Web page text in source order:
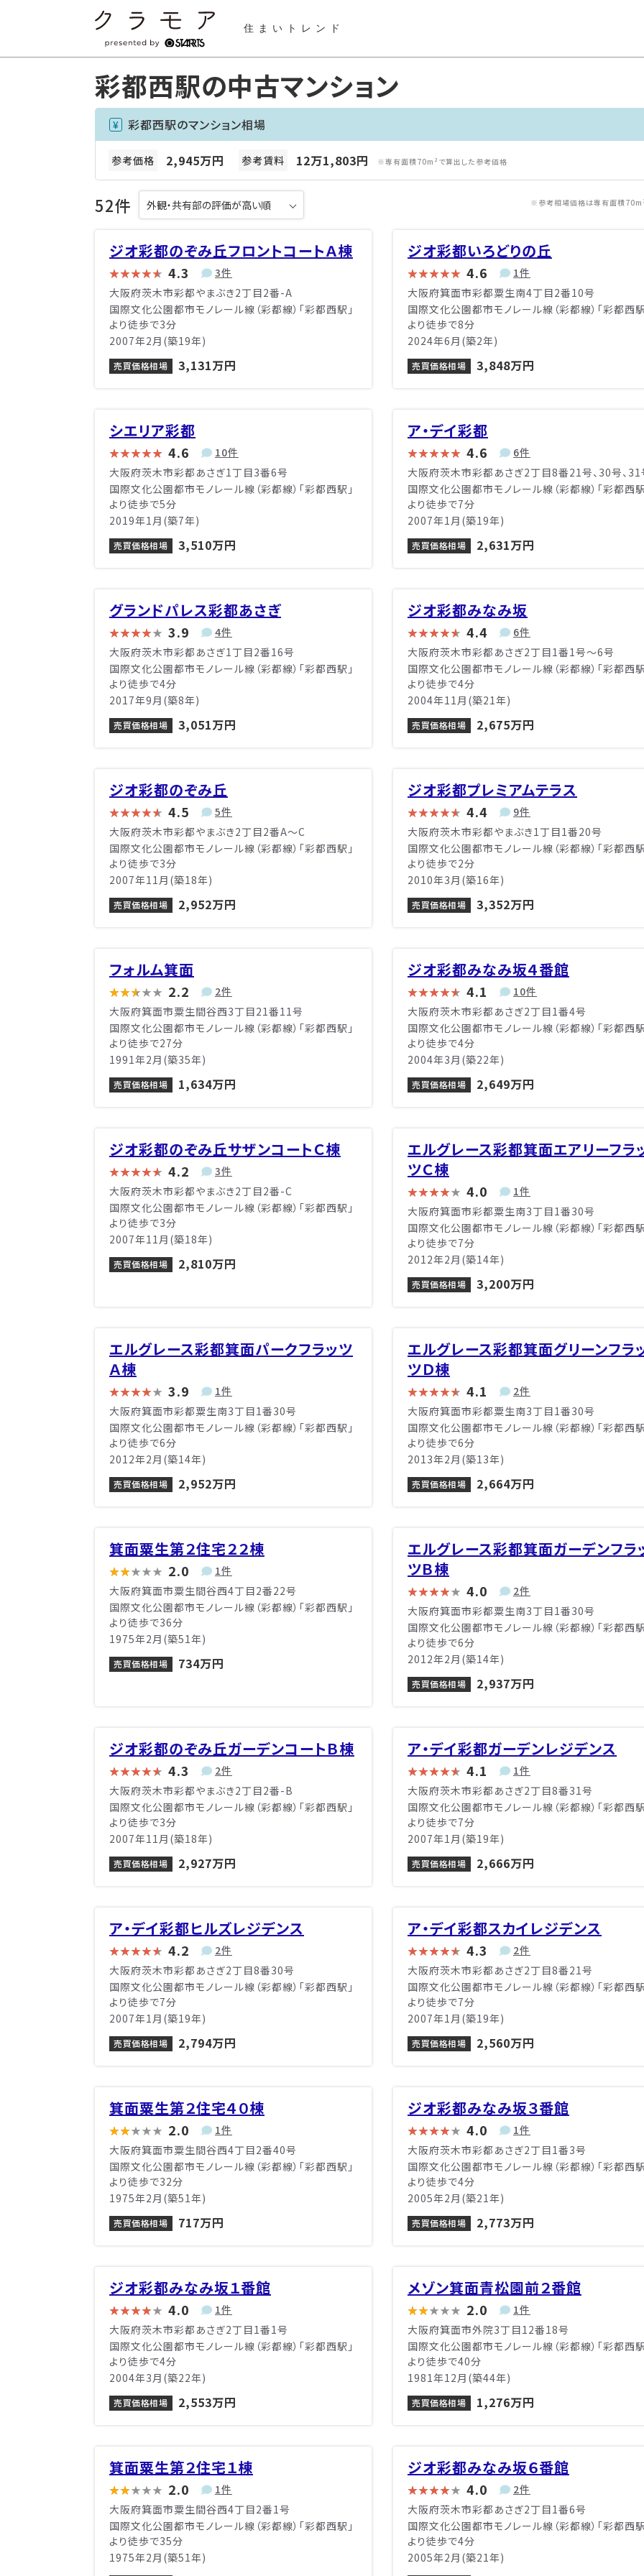
住まいトレンド
彩都西駅の中古マンション
彩都西駅のマンション相場
参考価格 2,945万円 参考賃料 12万1,803円 ※専有面積70m²で算出した参考価格
52件 ※参考相場価格は専有面積
ジオ彩都のぞみ丘フロントコートＡ棟
4.3
3件
大阪府茨木市彩都やまぶき2丁目2番-A
国際文化公園都市モノレール線（彩都線）「彩都西駅」
より徒歩で3分
2007年2月(築19年)
売買価格相場 3,131万円
ジオ彩都いろどりの丘
4.6
1件
大阪府箕面市彩都粟生南4丁目2番10号
国際文化公園都市モノレール線（彩都線）「彩都西
より徒歩で8分
2024年6月(築2年)
売買価格相場 3,848万円
シエリア彩都
4.6
10件
大阪府茨木市彩都あさぎ1丁目3番6号
国際文化公園都市モノレール線（彩都線）「彩都西駅」
より徒歩で5分
2019年1月(築7年)
売買価格相場 3,510万円
ア・デイ彩都
4.6
6件
大阪府茨木市彩都あさぎ2丁目8番21号、30号、31
国際文化公園都市モノレール線（彩都線）「彩都西
より徒歩で7分
2007年1月(築19年)
売買価格相場 2,631万円
グランドパレス彩都あさぎ
3.9
4件
大阪府茨木市彩都あさぎ1丁目2番16号
国際文化公園都市モノレール線（彩都線）「彩都西駅」
より徒歩で4分
2017年9月(築8年)
売買価格相場 3,051万円
ジオ彩都みなみ坂
4.4
6件
大阪府茨木市彩都あさぎ2丁目1番1号〜6号
国際文化公園都市モノレール線（彩都線）「彩都西
より徒歩で4分
2004年11月(築21年)
売買価格相場 2,675万円
ジオ彩都のぞみ丘
4.5
5件
大阪府茨木市彩都やまぶき2丁目2番A〜C
国際文化公園都市モノレール線（彩都線）「彩都西駅」
より徒歩で3分
2007年11月(築18年)
売買価格相場 2,952万円
ジオ彩都プレミアムテラス
4.4
9件
大阪府茨木市彩都やまぶき1丁目1番20号
国際文化公園都市モノレール線（彩都線）「彩都西
より徒歩で2分
2010年3月(築16年)
売買価格相場 3,352万円
フォルム箕面
2.2
2件
大阪府箕面市粟生間谷西3丁目21番11号
国際文化公園都市モノレール線（彩都線）「彩都西駅」
より徒歩で27分
1991年2月(築35年)
売買価格相場 1,634万円
ジオ彩都みなみ坂４番館
4.1
10件
大阪府茨木市彩都あさぎ2丁目1番4号
国際文化公園都市モノレール線（彩都線）「彩都西
より徒歩で4分
2004年3月(築22年)
売買価格相場 2,649万円
ジオ彩都のぞみ丘サザンコートＣ棟
4.2
3件
大阪府茨木市彩都やまぶき2丁目2番-C
国際文化公園都市モノレール線（彩都線）「彩都西駅」
より徒歩で3分
2007年11月(築18年)
売買価格相場 2,810万円
エルグレース彩都箕面エアリーフラ
ツＣ棟
4.0
1件
大阪府箕面市彩都粟生南3丁目1番30号
国際文化公園都市モノレール線（彩都線）「彩都西
より徒歩で7分
2012年2月(築14年)
売買価格相場 3,200万円
エルグレース彩都箕面パークフラッツ
Ａ棟
3.9
1件
大阪府箕面市彩都粟生南3丁目1番30号
国際文化公園都市モノレール線（彩都線）「彩都西駅」
より徒歩で6分
2012年2月(築14年)
売買価格相場 2,952万円
エルグレース彩都箕面グリーンフラ
ツＤ棟
4.1
2件
大阪府箕面市彩都粟生南3丁目1番30号
国際文化公園都市モノレール線（彩都線）「彩都西
より徒歩で6分
2013年2月(築13年)
売買価格相場 2,664万円
箕面粟生第２住宅２２棟
2.0
1件
大阪府箕面市粟生間谷西4丁目2番22号
国際文化公園都市モノレール線（彩都線）「彩都西駅」
より徒歩で36分
1975年2月(築51年)
売買価格相場 734万円
エルグレース彩都箕面ガーデンフラ
ツＢ棟
4.0
2件
大阪府箕面市彩都粟生南3丁目1番30号
国際文化公園都市モノレール線（彩都線）「彩都西
より徒歩で6分
2012年2月(築14年)
売買価格相場 2,937万円
ジオ彩都のぞみ丘ガーデンコートＢ棟
4.3
2件
大阪府茨木市彩都やまぶき2丁目2番-B
国際文化公園都市モノレール線（彩都線）「彩都西駅」
より徒歩で3分
2007年11月(築18年)
売買価格相場 2,927万円
ア・デイ彩都ガーデンレジデンス
4.1
1件
大阪府茨木市彩都あさぎ2丁目8番31号
国際文化公園都市モノレール線（彩都線）「彩都西
より徒歩で7分
2007年1月(築19年)
売買価格相場 2,666万円
ア・デイ彩都ヒルズレジデンス
4.2
2件
大阪府茨木市彩都あさぎ2丁目8番30号
国際文化公園都市モノレール線（彩都線）「彩都西駅」
より徒歩で7分
2007年1月(築19年)
売買価格相場 2,794万円
ア・デイ彩都スカイレジデンス
4.3
2件
大阪府茨木市彩都あさぎ2丁目8番21号
国際文化公園都市モノレール線（彩都線）「彩都西
より徒歩で7分
2007年1月(築19年)
売買価格相場 2,560万円
箕面粟生第２住宅４０棟
2.0
1件
大阪府箕面市粟生間谷西4丁目2番40号
国際文化公園都市モノレール線（彩都線）「彩都西駅」
より徒歩で32分
1975年2月(築51年)
売買価格相場 717万円
ジオ彩都みなみ坂３番館
4.0
1件
大阪府茨木市彩都あさぎ2丁目1番3号
国際文化公園都市モノレール線（彩都線）「彩都西
より徒歩で4分
2005年2月(築21年)
売買価格相場 2,773万円
ジオ彩都みなみ坂１番館
4.0
1件
大阪府茨木市彩都あさぎ2丁目1番1号
国際文化公園都市モノレール線（彩都線）「彩都西駅」
より徒歩で4分
2004年3月(築22年)
売買価格相場 2,553万円
メゾン箕面青松園前２番館
2.0
1件
大阪府箕面市外院3丁目12番18号
国際文化公園都市モノレール線（彩都線）「彩都西
より徒歩で40分
1981年12月(築44年)
売買価格相場 1,276万円
箕面粟生第２住宅１棟
2.0
1件
大阪府箕面市粟生間谷西4丁目2番1号
国際文化公園都市モノレール線（彩都線）「彩都西駅」
より徒歩で35分
1975年2月(築51年)
ジオ彩都みなみ坂６番館
4.0
2件
大阪府茨木市彩都あさぎ2丁目1番6号
国際文化公園都市モノレール線（彩都線）「彩都西
より徒歩で4分
2005年2月(築21年)